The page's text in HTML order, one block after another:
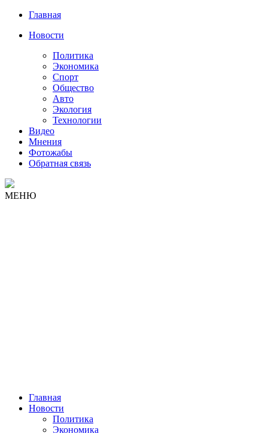
Главная
Новости
Политика
Экономика
Спорт
Общество
Авто
Экология
Технологии
Видео
Мнения
Фотожабы
Обратная связь
МЕНЮ
Главная
Новости
Политика
Экономика